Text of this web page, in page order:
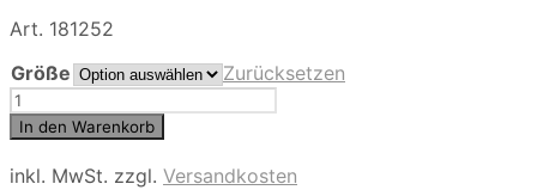
Art. 181252
Größe
Zurücksetzen
Schiesser
Damen
Nachthemd
Menge
In den Warenkorb
inkl. MwSt. zzgl. Versandkosten